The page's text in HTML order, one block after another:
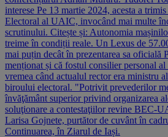
interese Pe 13 martie 2024, acesta a
Electoral al UAIC, invocând mai multe
scrutinului. Citește și: Autonomia
treime în condiții reale. Un Lexus de
mai puțin decât în prezentarea sa oficială
menționat și că fostul consilier personal
vremea când actualul rector era ministru
biroului electoral. "Potrivit prevederilor
învăţământ superior privind organizarea
soluţionare a contestaţiilor revine BEC-
Larisa Gojnete, purtător de cuvânt în
Continuarea, în Ziarul de Iași.